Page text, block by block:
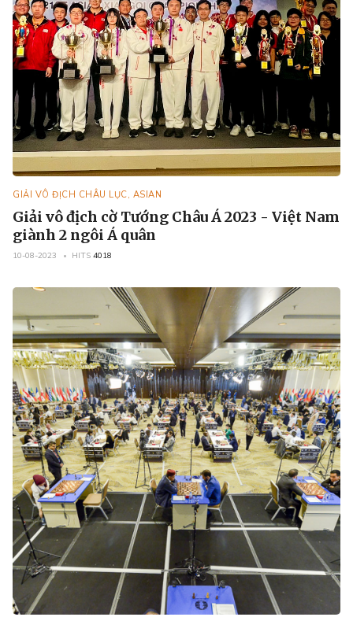
GIẢI VÔ ĐỊCH CHÂU LỤC, ASIAN
Giải vô địch cờ Tướng Châu Á 2023 - Việt Nam
giành 2 ngôi Á quân
10-08-2023 HITS 4018